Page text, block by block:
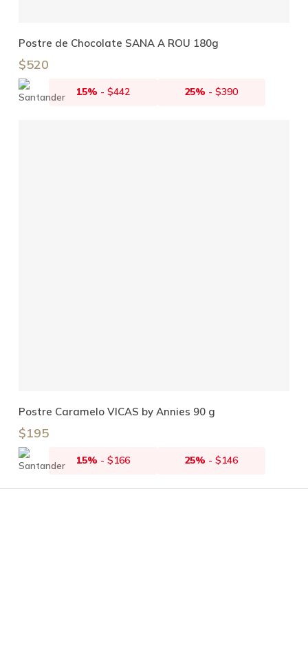
Añadir Al Carrito
Postre de Chocolate SANA A ROU 180g
$520
15% - $442 25% -$390
Añadir Al Carrito
Postre Caramelo VICAS by Annies 90 g
$195
15% - $166 25% -$146